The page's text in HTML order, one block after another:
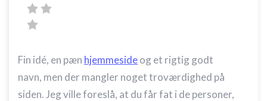
Fin idé, en pæn hjemmesideog et rigtig godt
navn, men der mangler noget troværdighed på
siden. Jeg ville foreslå, at du får fat i de personer,